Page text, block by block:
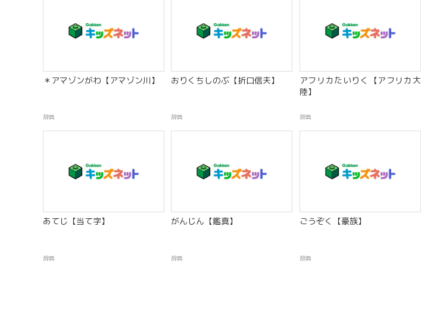
＊アマゾンがわ【アマゾン川】
辞典
おりくちしのぶ【折口信夫】
辞典
アフリカたいりく【アフリカ大
陸】
辞典
あてじ【当て字】
辞典
がんじん【鑑真】
辞典
ごうぞく【豪族】
辞典